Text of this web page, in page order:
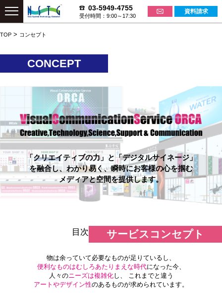
03-5949-4755
受付時間：9:00～17:30
資料請求
TOP > コンセプト
CONCEPT
「クリエイティブの力」と「デジタルサイネージ」
を融合し、わかり易く、瞬時にお客様の心を掴む
メディアと空間を提供します。
目次 サービスコンセプト
物は余っていて必要なものが足りているし、
便利なものはむしろあたりまえな時代になった今、
人々のニーズは複雑化し、 これまでと違う
アートやデザイン性のあるものが求められています。